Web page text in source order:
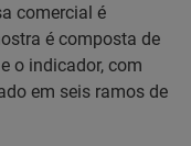
comercial é
é composta de
o indicador, com
em seis ramos de